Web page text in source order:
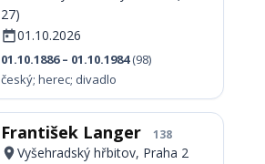
27)
01.10.2026
01.10.1886 – 01.10.1984(98)
český; herec; divadlo
František Langer 138
Vyšehradský hřbitov, Praha 2